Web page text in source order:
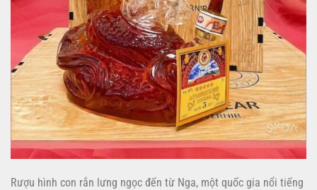
Rượu hình con rắn lưng ngọc đến từ Nga, một quốc gia nổi tiếng